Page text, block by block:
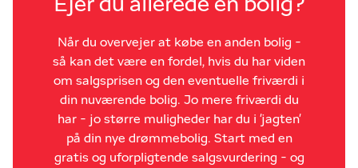
Ejer du allerede en bolig?
Når du overvejer at købe en anden bolig -
så kan det være en fordel, hvis du har viden
om salgsprisen og den eventuelle friværdi i
din nuværende bolig. Jo mere friværdi du
har - jo større muligheder har du i 'jagten'
på din nye drømmebolig. Start med en
gratis og uforpligtende salgsvurdering - og